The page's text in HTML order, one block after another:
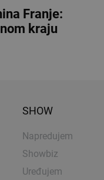
Franje:
kraju
SHOW
Napredujem
Showbiz
Uređujem